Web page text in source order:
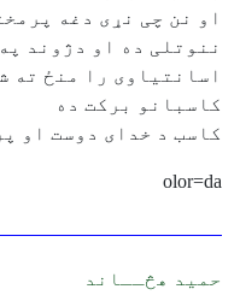
او نن چی نړی دغه
ننوتلی ده او دژوند
اسانتیاوی را منځ ته
کاسبانو برکت ده
کاسب د خدای دوست او
olor=da
حمید هڅــاند